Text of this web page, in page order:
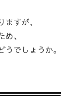
すが、
、
でしょうか。